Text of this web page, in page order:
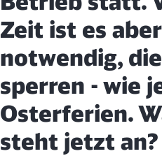
Zeit ist es
notwendig,
sperren - wie
Osterferien.
steht jetzt an?